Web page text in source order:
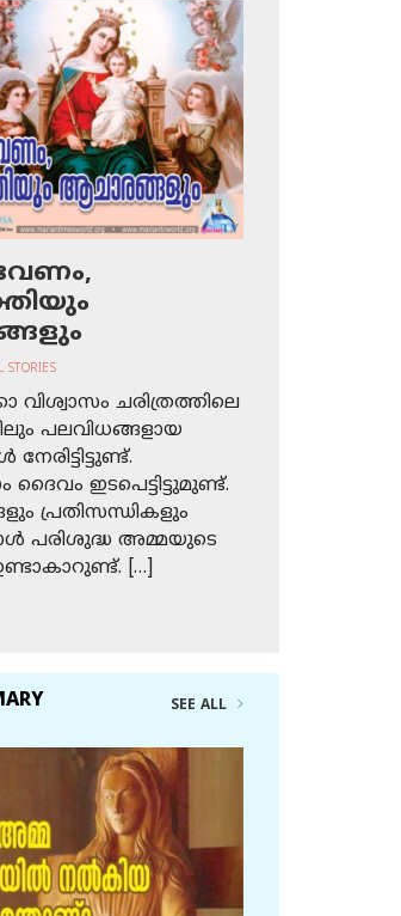
STORIES
വിശ്വാസം ചരിത്രത്തിലെ
പലവിധങ്ങളായ
ദൈവം ഇടപെട്ടിട്ടുമുണ്ട്.
പ്രതിസന്ധികളും
പരിശുദ്ധ അമ്മയുടെ
[…]
SEE ALL